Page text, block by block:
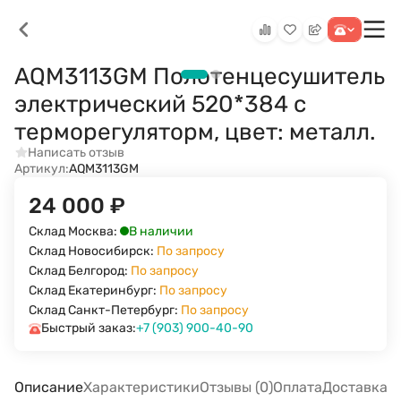
AQM3113GM Полотенцесушитель
электрический 520*384 c
терморегуляторм, цвет: металл.
Написать отзыв
Артикул:AQM3113GM
24 000 ₽
Склад Москва:
В наличии
Склад Новосибирск: По запросу
Склад Белгород: По запросу
Склад Екатеринбург: По запросу
Склад Санкт-Петербург: По запросу
Быстрый заказ:+7 (903) 900-40-90
ОписаниеХарактеристикиОтзывы (0)ОплатаДоставка